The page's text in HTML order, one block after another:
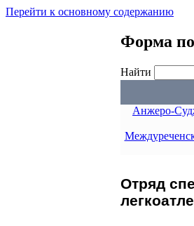
Перейти к основному содержанию
Форма
Найти
Анжеро-
Отряд